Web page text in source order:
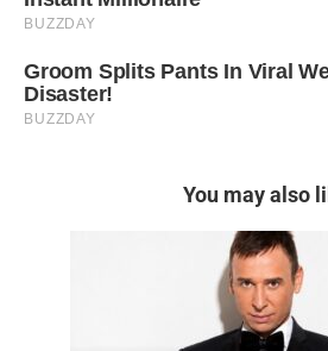
You may also